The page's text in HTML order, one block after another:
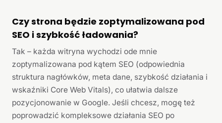
Czy strona będzie zoptymalizowana pod
SEO i szybkość ładowania?
Tak – każda witryna wychodzi ode mnie
zoptymalizowana pod kątem SEO (odpowiednia
struktura nagłówków, meta dane, szybkość działania i
wskaźniki Core Web Vitals), co ułatwia dalsze
pozycjonowanie w Google. Jeśli chcesz, mogę też
poprowadzić kompleksowe działania SEO po